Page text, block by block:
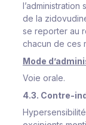
de la
se reporter au
chacun de ces
Mode
Voie orale.
4.3. Contre-